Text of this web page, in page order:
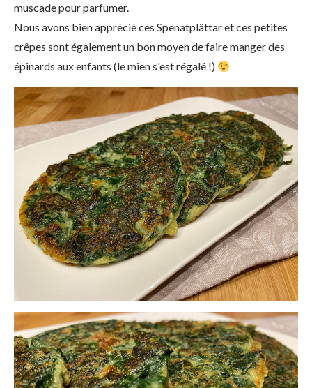
muscade pour parfumer.
Nous avons bien apprécié ces Spenatplättar et ces petites
crêpes sont également un bon moyen de faire manger des
épinards aux enfants (le mien s'est régalé !)